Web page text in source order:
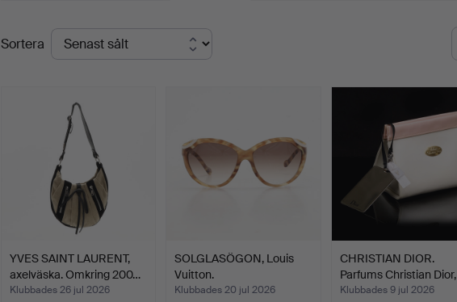
Slutpriser
Sortera
YVES SAINT LAURENT,
axelväska. Omkring 200…
Klubbades 26 jul 2026
SOLGLASÖGON, Louis
Vuitton.
Klubbades 20 jul 2026
CHRISTIAN DIOR.
Parfums Christian Dior,
sm…
Klubbades 9 jul 2026